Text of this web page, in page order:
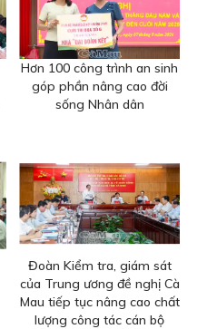
Hơn 100 công trình an sinh
góp phần nâng cao đời
sống Nhân dân
Đoàn Kiểm tra, giám sát
của Trung ương đề nghị Cà
Mau tiếp tục nâng cao chất
lượng công tác cán bộ